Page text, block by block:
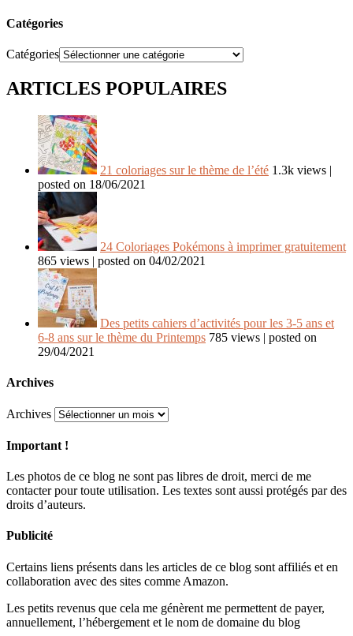
Catégories
Catégories
ARTICLES POPULAIRES
21 coloriages sur le thème de l’été 1.3k views |
posted on 18/06/2021
24 Coloriages Pokémons à imprimer gratuitement
865 views | posted on 04/02/2021
Des petits cahiers d’activités pour les 3-5 ans et
6-8 ans sur le thème du Printemps 785 views | posted on
29/04/2021
Archives
Archives
Important !
Les photos de ce blog ne sont pas libres de droit, merci de me
contacter pour toute utilisation. Les textes sont aussi protégés par des
droits d’auteurs.
Publicité
Certains liens présents dans les articles de ce blog sont affiliés et en
collaboration avec des sites comme Amazon.
Les petits revenus que cela me génèrent me permettent de payer,
annuellement, l’hébergement et le nom de domaine du blog